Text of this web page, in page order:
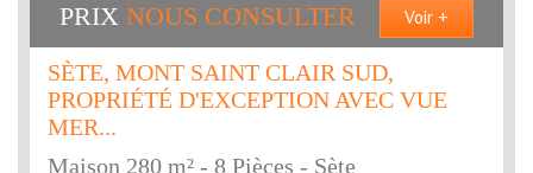
PRIX NOUS CONSULTER Voir +
SÈTE, MONT SAINT CLAIR SUD,
PROPRIÉTÉ D'EXCEPTION AVEC VUE
MER...
Maison 280 m² - 8 Pièces - Sète